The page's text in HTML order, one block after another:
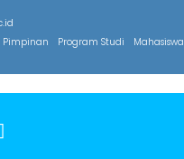
Pimpinan Program Studi Mahasiswa